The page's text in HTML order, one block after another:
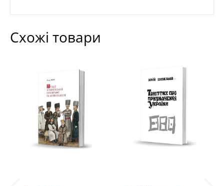
Схожі товари